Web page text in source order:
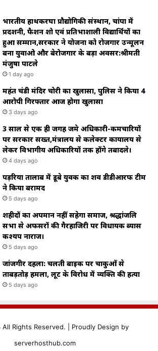
भारतीय हाथकरघा प्रौद्योगिकी संस्थान, चांपा में
प्रदर्शनी, फैशन शो एवं प्रतिभाशाली विद्यार्थियों का
हुआ सम्मान,सरकार ने योजना को रोजगार उन्मूलन
बना युवाओ और बेरोजगार के बड़ा अवसर:श्रीमती
मंजुषा पाटले
1 day ago
महंत चंडी मंदिर चोरी का खुलासा, पुलिस ने किया 4
आरोपी गिरफ्तार आज होगा खुलासा
3 days ago
3 साल से एक ही जगह जमे अधिकारी-कर्मचारियों
पर सरकार सख्त,मंत्रालय से कलेक्टर कार्यालय से
लेकर विभागीय अधिकारियों तक होंगे तबादले।
4 days ago
पड़रिया तालाब में डूबे युवक का शव डीडीआरफ टीम
ने किया बरामद
5 days ago
शहीदों का अपमान नहीं सहेगा समाज, श्रद्धांजलि
सभा से अफसरों की गैरहाजिरी पर विधायक ब्यास
कश्यप नाराज।
5 days ago
जांजगीर दहला: चलती बाइक पर चाकुओं से
ताबड़तोड़ हमला, लूट के विरोध में व्यक्ति की हत्या
5 days ago
Rights Reserved. | Proudly Design by
serverhosthub.com